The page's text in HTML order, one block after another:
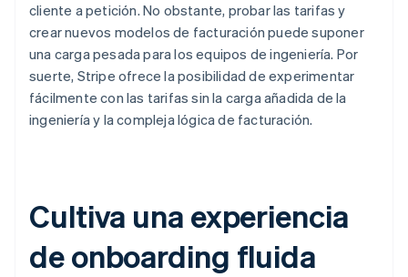
cliente a petición. No obstante, probar las tarifas y
crear nuevos modelos de facturación puede suponer
una carga pesada para los equipos de ingeniería. Por
suerte, Stripe ofrece la posibilidad de experimentar
fácilmente con las tarifas sin la carga añadida de la
ingeniería y la compleja lógica de facturación.
Cultiva una experiencia
de onboarding fluida